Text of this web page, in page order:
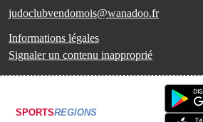
judoclubvendomois@wanadoo.fr
Informations légales
Signaler un contenu inapproprié
SPORTSREGIONS